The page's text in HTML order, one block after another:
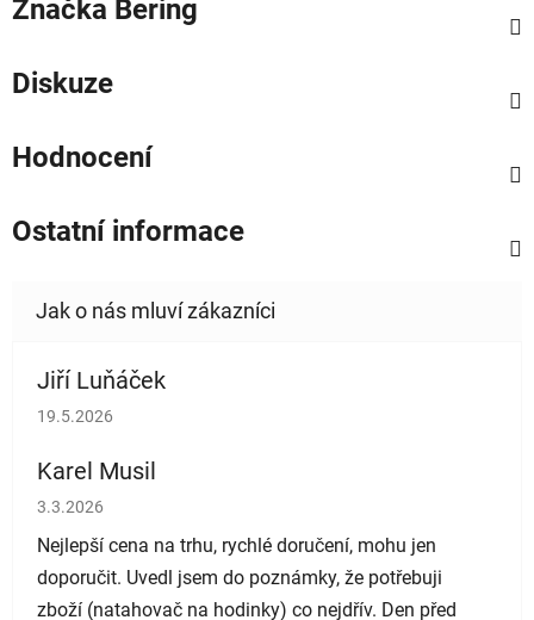
Značka Bering
Diskuze
Hodnocení
Ostatní informace
Jiří Luňáček
Hodnocení obchodu je 5 z 5 hvězdiček.
19.5.2026
Karel Musil
Hodnocení obchodu je 5 z 5 hvězdiček.
3.3.2026
Nejlepší cena na trhu, rychlé doručení, mohu jen
doporučit. Uvedl jsem do poznámky, že potřebuji
zboží (natahovač na hodinky) co nejdřív. Den před